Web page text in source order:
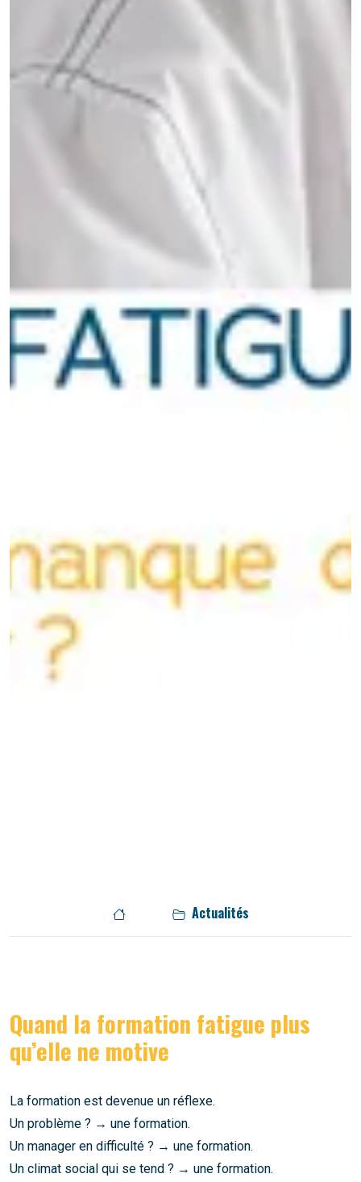
Actualités
Quand la formation fatigue plus
qu’elle ne motive
La formation est devenue un réflexe.
Un problème ? → une formation.
Un manager en difficulté ? → une formation.
Un climat social qui se tend ? → une formation.